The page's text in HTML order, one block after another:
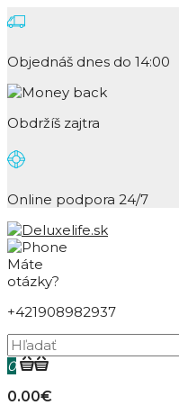
Objednáš dnes do 14:00
Obdržíš zajtra
Online podpora 24/7
Máte
otázky?
+421908982937
0
0.00€